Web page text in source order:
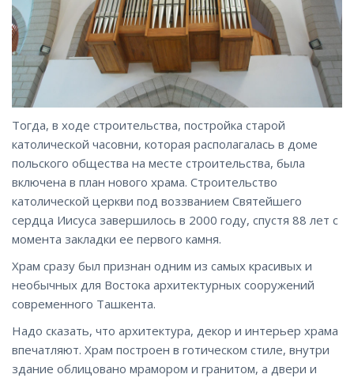
Тогда, в ходе строительства, постройка старой
католической часовни, которая располагалась в доме
польского общества на месте строительства, была
включена в план нового храма. Строительство
католической церкви под воззванием Святейшего
сердца Иисуса завершилось в 2000 году, спустя 88 лет с
момента закладки ее первого камня.
Храм сразу был признан одним из самых красивых и
необычных для Востока архитектурных сооружений
современного Ташкента.
Надо сказать, что архитектура, декор и интерьер храма
впечатляют. Храм построен в готическом стиле, внутри
здание облицовано мрамором и гранитом, а двери и